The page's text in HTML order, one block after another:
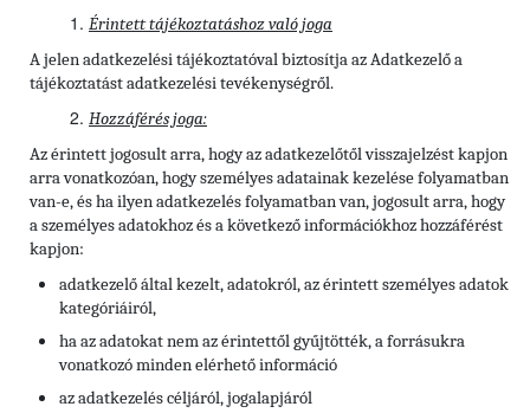
Érintett tájékoztatáshoz való joga
A jelen adatkezelési tájékoztatóval biztosítja az Adatkezelő a
tájékoztatást adatkezelési tevékenységről.
Hozzáférés joga:
Az érintett jogosult arra, hogy az adatkezelőtől visszajelzést kapjon
arra vonatkozóan, hogy személyes adatainak kezelése folyamatban
van-e, és ha ilyen adatkezelés folyamatban van, jogosult arra, hogy
a személyes adatokhoz és a következő információkhoz hozzáférést
kapjon:
adatkezelő által kezelt, adatokról, az érintett személyes adatok
kategóriáiról,
ha az adatokat nem az érintettől gyűjtötték, a forrásukra
vonatkozó minden elérhető információ
az adatkezelés céljáról, jogalapjáról